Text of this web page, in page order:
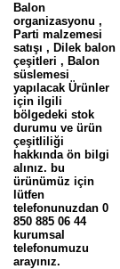
Balon
organizasyonu ,
Parti malzemesi
satışı , Dilek balon
çeşitleri , Balon
süslemesi
yapılacak Ürünler
için ilgili
bölgedeki stok
durumu ve ürün
çeşitliliği
hakkında ön bilgi
alınız. bu
ürünümüz için
lütfen
telefonunuzdan 0
850 885 06 44
kurumsal
telefonumuzu
arayınız.